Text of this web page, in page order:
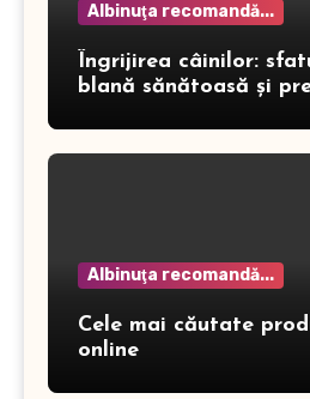
Albinuţa recomandă...
Îngrijirea câinilor:
blană sănătoasă și
Albinuţa recomandă...
Cele mai căutate
online